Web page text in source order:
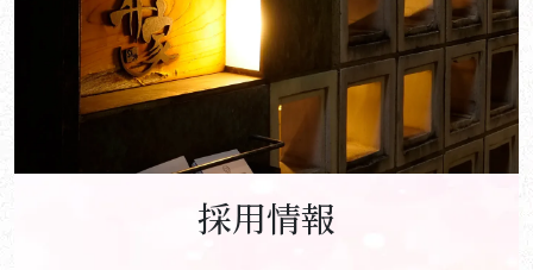
採用情報